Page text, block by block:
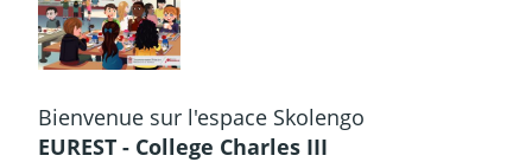
Bienvenue sur l'espace Skolengo
EUREST - College Charles III